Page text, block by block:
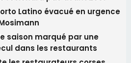
de la disparition du
de Saint Exupery